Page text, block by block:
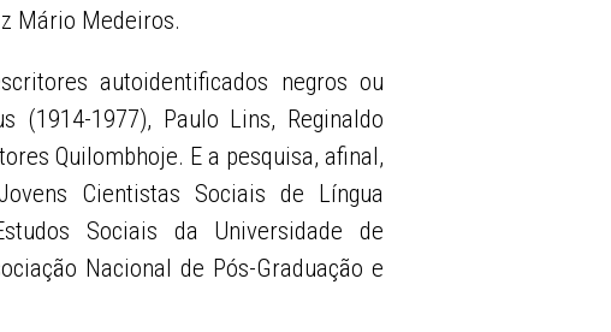
Mário Medeiros.
autoidentificados negros ou
(1914-1977), Paulo Lins, Reginaldo
Quilombhoje. E a pesquisa, afinal,
Cientistas Sociais de Língua
Sociais da Universidade de
Nacional de Pós-Graduação e